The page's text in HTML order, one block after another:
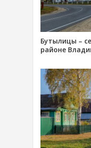
Бутылицы –
районе